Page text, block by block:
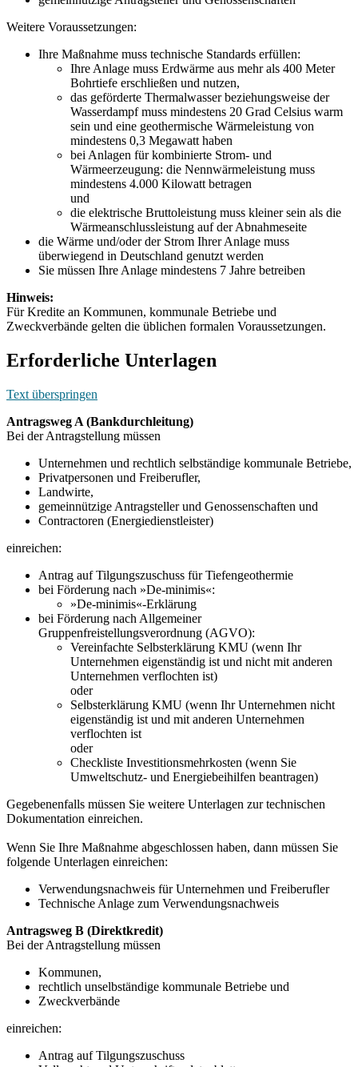
Weitere Voraussetzungen:
Ihre Maßnahme muss technische Standards erfüllen:
Ihre Anlage muss Erdwärme aus mehr als 400 Meter
Bohrtiefe erschließen und nutzen,
das geförderte Thermalwasser beziehungsweise der
Wasserdampf muss mindestens 20 Grad Celsius warm
sein und eine geothermische Wärmeleistung von
mindestens 0,3 Megawatt haben
bei Anlagen für kombinierte Strom- und
Wärmeerzeugung: die Nennwärmeleistung muss
mindestens 4.000 Kilowatt betragen
und
die elektrische Bruttoleistung muss kleiner sein als die
Wärmeanschlussleistung auf der Abnahmeseite
die Wärme und/oder der Strom Ihrer Anlage muss
überwiegend in Deutschland genutzt werden
Sie müssen Ihre Anlage mindestens 7 Jahre betreiben
Hinweis:
Für Kredite an Kommunen, kommunale Betriebe und
Zweckverbände gelten die üblichen formalen Voraussetzungen.
Erforderliche Unterlagen
Text überspringen
Antragsweg A (Bankdurchleitung)
Bei der Antragstellung müssen
Unternehmen und rechtlich selbständige kommunale Betriebe,
Privatpersonen und Freiberufler,
Landwirte,
gemeinnützige Antragsteller und Genossenschaften und
Contractoren (Energiedienstleister)
einreichen:
Antrag auf Tilgungszuschuss für Tiefengeothermie
bei Förderung nach »De-minimis«:
»De-minimis«-Erklärung
bei Förderung nach Allgemeiner
Gruppenfreistellungsverordnung (AGVO):
Vereinfachte Selbsterklärung KMU (wenn Ihr
Unternehmen eigenständig ist und nicht mit anderen
Unternehmen verflochten ist)
oder
Selbsterklärung KMU (wenn Ihr Unternehmen nicht
eigenständig ist und mit anderen Unternehmen
verflochten ist
oder
Checkliste Investitionsmehrkosten (wenn Sie
Umweltschutz- und Energiebeihilfen beantragen)
Gegebenenfalls müssen Sie weitere Unterlagen zur technischen
Dokumentation einreichen.
Wenn Sie Ihre Maßnahme abgeschlossen haben, dann müssen Sie
folgende Unterlagen einreichen:
Verwendungsnachweis für Unternehmen und Freiberufler
Technische Anlage zum Verwendungsnachweis
Antragsweg B (Direktkredit)
Bei der Antragstellung müssen
Kommunen,
rechtlich unselbständige kommunale Betriebe und
Zweckverbände
einreichen:
Antrag auf Tilgungszuschuss